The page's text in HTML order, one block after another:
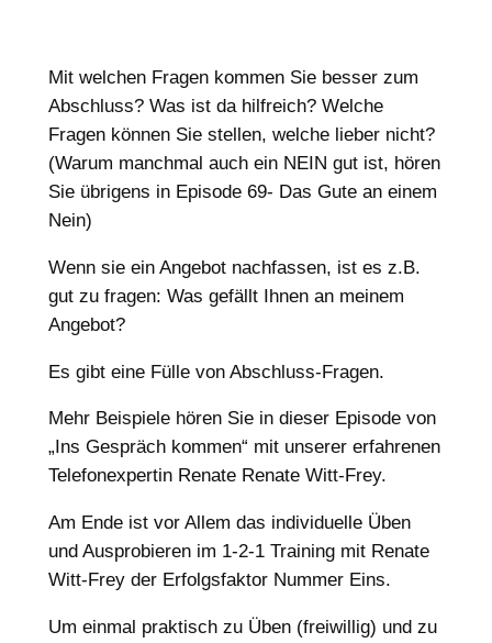
Mit welchen Fragen kommen Sie besser zum
Abschluss? Was ist da hilfreich? Welche
Fragen können Sie stellen, welche lieber nicht?
(Warum manchmal auch ein NEIN gut ist, hören
Sie übrigens in Episode 69- Das Gute an einem
Nein)
Wenn sie ein Angebot nachfassen, ist es z.B.
gut zu fragen: Was gefällt Ihnen an meinem
Angebot?
Es gibt eine Fülle von Abschluss-Fragen.
Mehr Beispiele hören Sie in dieser Episode von
„Ins Gespräch kommen“ mit unserer erfahrenen
Telefonexpertin Renate Renate Witt-Frey.
Am Ende ist vor Allem das individuelle Üben
und Ausprobieren im 1-2-1 Training mit Renate
Witt-Frey der Erfolgsfaktor Nummer Eins.
Um einmal praktisch zu Üben (freiwillig) und zu